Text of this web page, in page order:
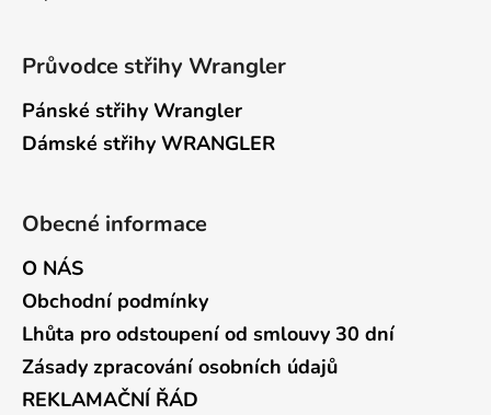
Průvodce střihy Wrangler
Pánské střihy Wrangler
Dámské střihy WRANGLER
Obecné informace
O NÁS
Obchodní podmínky
Lhůta pro odstoupení od smlouvy 30 dní
Zásady zpracování osobních údajů
REKLAMAČNÍ ŘÁD